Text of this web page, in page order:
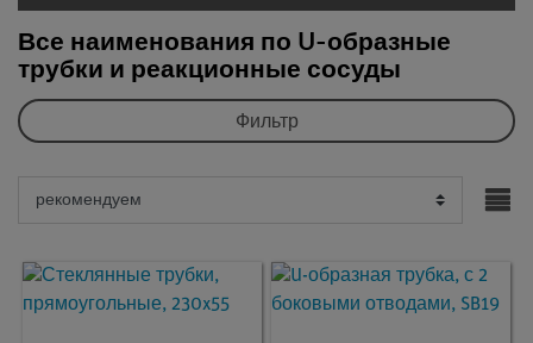
Все наименования по U-образные
трубки и реакционные сосуды
Фильтр